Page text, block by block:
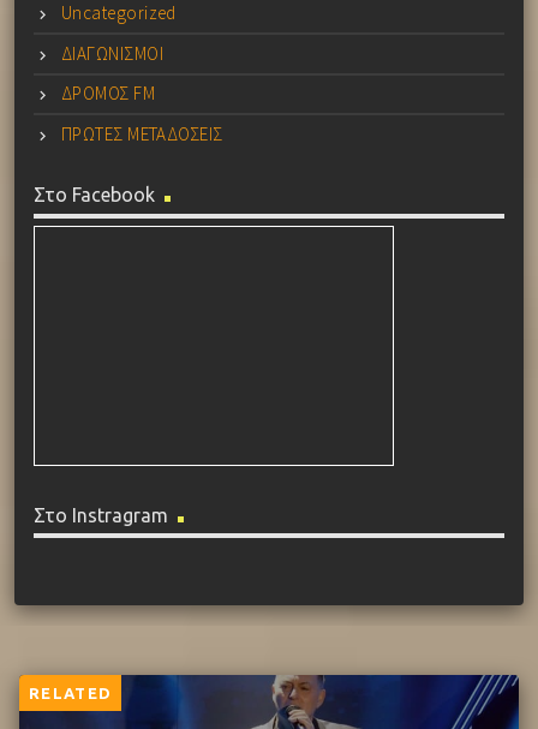
Uncategorized
ΔΙΑΓΩΝΙΣΜΟΙ
ΔΡΟΜΟΣ FM
ΠΡΩΤΕΣ ΜΕΤΑΔΟΣΕΙΣ
Στο Facebook
Στο Instragram
RELATED